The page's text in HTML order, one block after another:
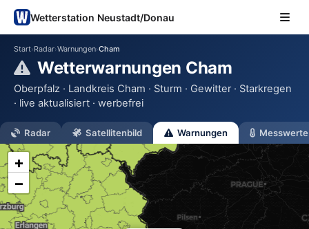
Wetterstation Neustadt/Donau
Start›Radar›Warnungen›Cham
Wetterwarnungen Cham
Oberpfalz · Landkreis Cham · Sturm · Gewitter · Starkregen
· live aktualisiert · werbefrei
Radar Satellitenbild Warnungen Messwerte
+
−